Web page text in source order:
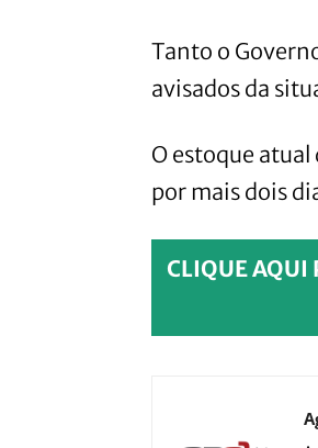
Tanto o
avisados da
O estoque
por mais dois
CLIQUE AQUI